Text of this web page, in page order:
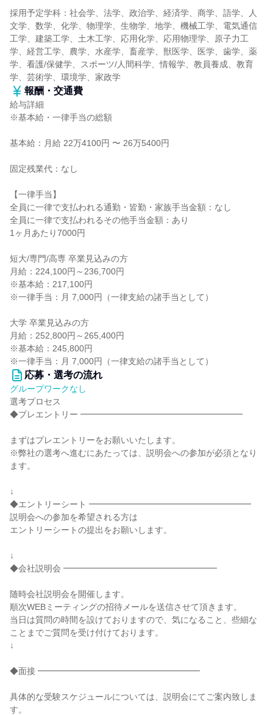
採用予定学科：社会学、法学、政治学、経済学、商学、語学、人
文学、数学、化学、物理学、生物学、地学、機械工学、電気通信
工学、建築工学、土木工学、応用化学、応用物理学、原子力工
学、経営工学、農学、水産学、畜産学、獣医学、医学、歯学、薬
学、看護/保健学、スポーツ/人間科学、情報学、教員養成、教育
学、芸術学、環境学、家政学
報酬・交通費
給与詳細
※基本給・一律手当の総額
基本給：月給 22万4100円 〜 26万5400円
固定残業代：なし
【一律手当】
全員に一律で支払われる通勤・皆勤・家族手当金額：なし
全員に一律で支払われるその他手当金額：あり
1ヶ月あたり7000円
短大/専門/高専 卒業見込みの方
月給：224,100円～236,700円
※基本給：217,100円
※一律手当：月 7,000円（一律支給の諸手当として）
大学 卒業見込みの方
月給：252,800円～265,400円
※基本給：245,800円
※一律手当：月 7,000円（一律支給の諸手当として）
応募・選考の流れ
グループワークなし
選考プロセス
◆プレエントリー ━━━━━━━━━━━━━━━━━━━
まずはプレエントリーをお願いいたします。
※弊社の選考へ進むにあたっては、説明会への参加が必須となり
ます。
↓
◆エントリーシート ━━━━━━━━━━━━━━━━━━━
説明会への参加を希望される方は
エントリーシートの提出をお願いします。
↓
◆会社説明会 ━━━━━━━━━━━━━━━━━━
随時会社説明会を開催します。
順次WEBミーティングの招待メールを送信させて頂きます。
当日は質問の時間を設けておりますので、気になること、些細な
ことまでご質問を受け付けております。
↓
◆面接 ━━━━━━━━━━━━━━━━━━━
具体的な受験スケジュールについては、説明会にてご案内致しま
す。